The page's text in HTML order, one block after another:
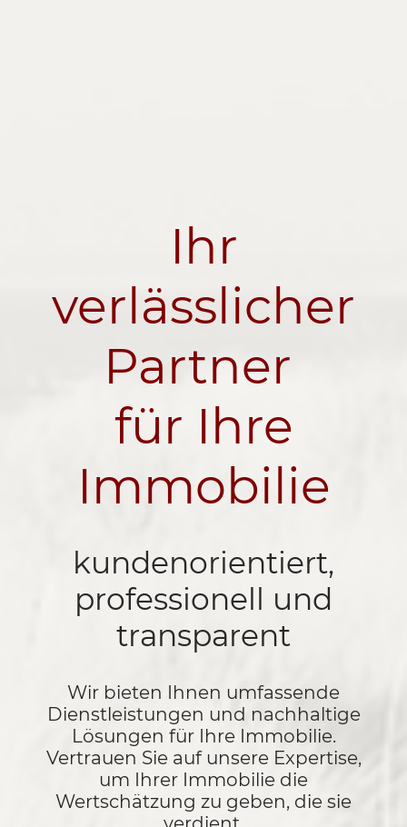
Ihr
verlässlicher
Partner
für Ihre
Immobilie
kundenorientiert,
professionell und
transparent
Wir bieten Ihnen umfassende
Dienstleistungen und nachhaltige
Lösungen für Ihre Immobilie.
Vertrauen Sie auf unsere Expertise,
um Ihrer Immobilie die
Wertschätzung zu geben, die sie